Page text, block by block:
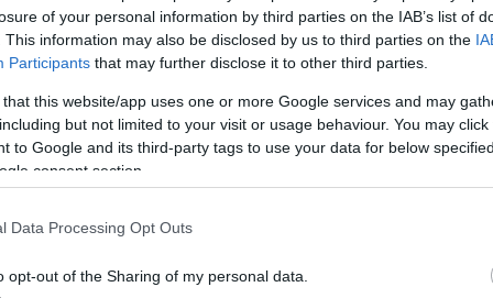
of your personal information by third parties on the IAB’s list of
This information may also be disclosed by us to third parties on the
Participants that may further disclose it to other third parties.
that this website/app uses one or more Google services and may
but not limited to your visit or usage behaviour. You may
to Google and its third-party tags to use your data for below
consent section.
Data Processing Opt Outs
opt-out of the Sharing of my personal data.
a vásár, melyet a Jókai Mór Művelődési Központban
Idén is folytatódik a nagysikerű gyermeksarok program,
a fesztiválon.
is részt vehetnek a három napos rendezvény keretében, mint
az